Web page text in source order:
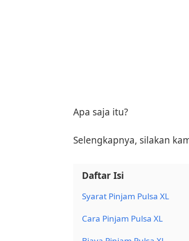
Apa saja itu?
Selengkapnya, silakan
Daftar Isi
Syarat Pinjam Pulsa XL
Cara Pinjam Pulsa XL